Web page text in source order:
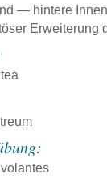
— hintere
Erweiterung